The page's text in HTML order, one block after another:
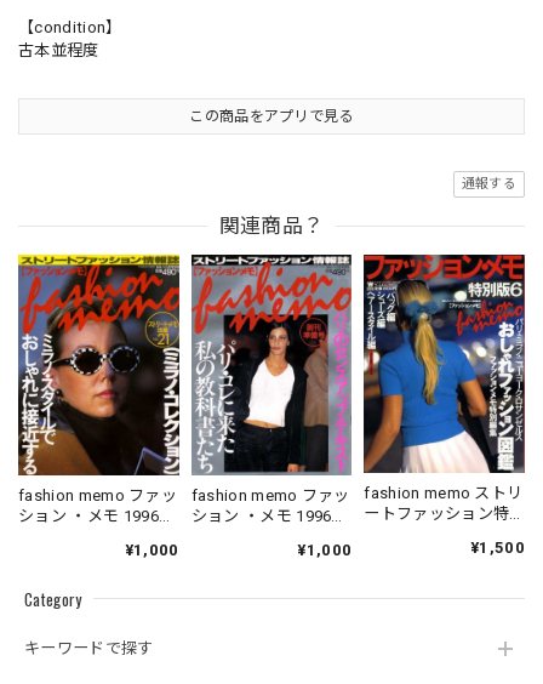
Category
キーワードで探す
【condition】
古本並程度
この商品をアプリで見る
通報する
関連商品？
fashion memo ファッ
ション ・メモ 1996．
¥1,000
fashion memo ファッ
ション ・メモ 1996．
¥1,000
fashion memo ストリ
ートファッション特
¥1,500